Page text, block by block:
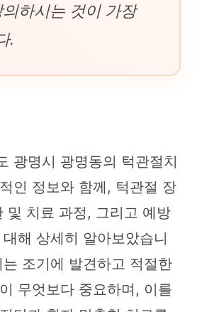
하시는 것이 가장
.
광명시 광명동의 턱관절치
인 정보와 함께, 턱관절 장
및 치료 과정, 그리고 예방
해 상세히 알아보았습니
조기에 발견하고 적절한
무엇보다 중요하며, 이를